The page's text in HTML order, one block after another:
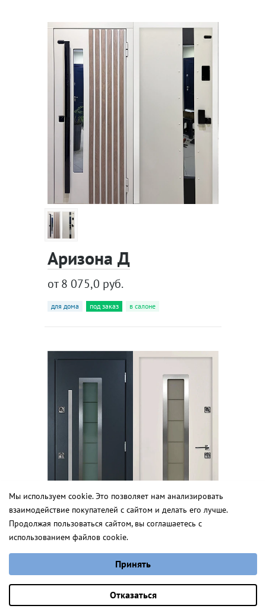
Ларвик
от 3 654 руб.
Оставить заявку
Аризона Д
от 8 075,0 руб.
для дома под заказ в салоне
Норд
Мы используем cookie. Это позволяет нам анализировать
взаимодействие покупателей с сайтом и делать его лучше.
Продолжая пользоваться сайтом, вы соглашаетесь с
использованием файлов cookie.
Выберите настройки cookie
Аналитические/Функциональные
Принять
Отказаться